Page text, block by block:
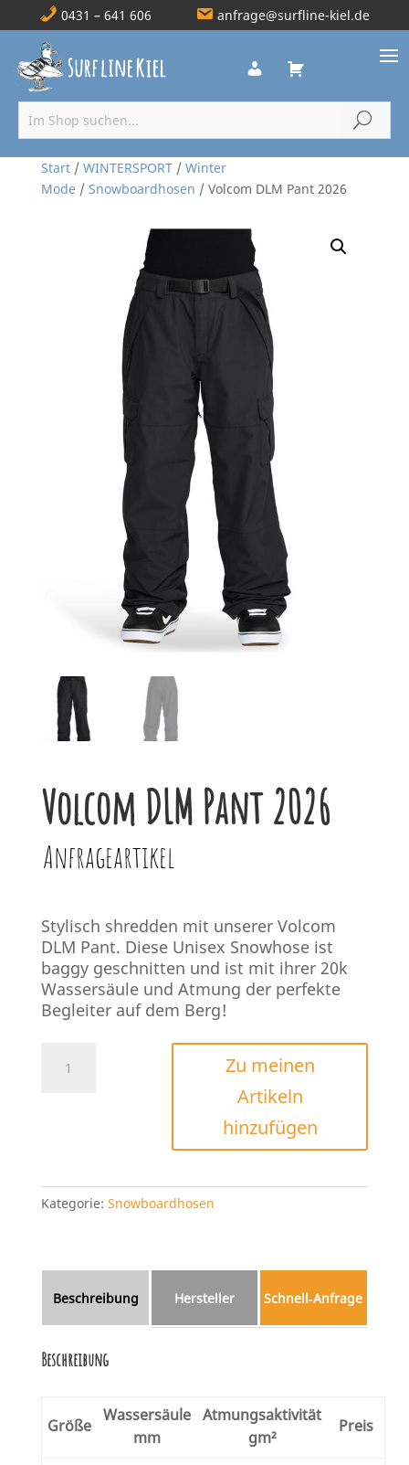
0431 – 641 606 anfrage@surfline-kiel.de
Start/ WINTERSPORT/ Winter
Mode/ Snowboardhosen / Volcom DLM Pant 2026
Volcom DLM Pant 2026
Anfrageartikel
Stylisch shredden mit unserer Volcom
DLM Pant. Diese Unisex Snowhose ist
baggy geschnitten und ist mit ihrer 20k
Wassersäule und Atmung der perfekte
Begleiter auf dem Berg!
Zu meinen
Artikeln
hinzufügen
Kategorie: Snowboardhosen
Beschreibung Hersteller Schnell‑Anfrage
Beschreibung
Größe
Wassersäule
mm
Atmungsaktivität
gm²
Preis